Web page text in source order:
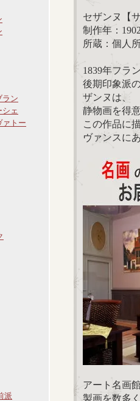
ラン
ェ
ァトー
派
セザンヌ【
制作年：
所蔵：個人
1839年フラ
後期印象派
ザンヌは、
静物画を得
この作品に
ヴァンスに
アート名画
製画を数多